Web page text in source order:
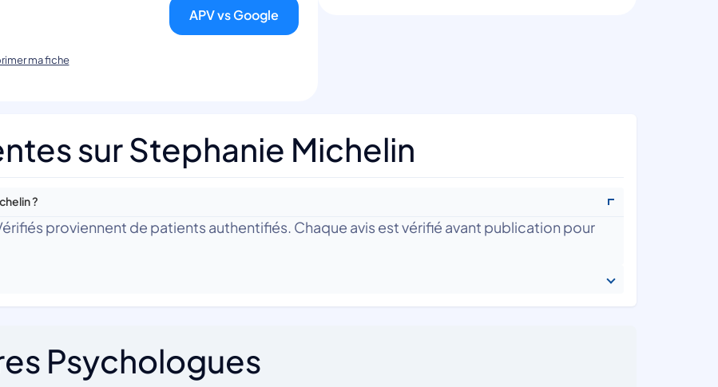
APV vs Google
ma fiche
sur Stephanie Michelin
?
proviennent de patients authentifiés. Chaque avis est vérifié avant publication pour
Psychologues